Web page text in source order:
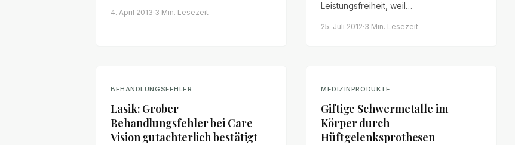
eingeschränkten Tatsachenprüfung und
4. April 2013·3 Min. Lesezeit
Leistungsfreiheit, weil
vollständig beantwortet wurden. Die
25. Juli 2012·3 Min. Lesezeit
BEHANDLUNGSFEHLER
Lasik: Grober
Behandlungsfehler bei Care
Vision gutachterlich bestätigt
MEDIZINPRODUKTE
Giftige Schwermetalle im
Körper durch
Hüftgelenksprothesen